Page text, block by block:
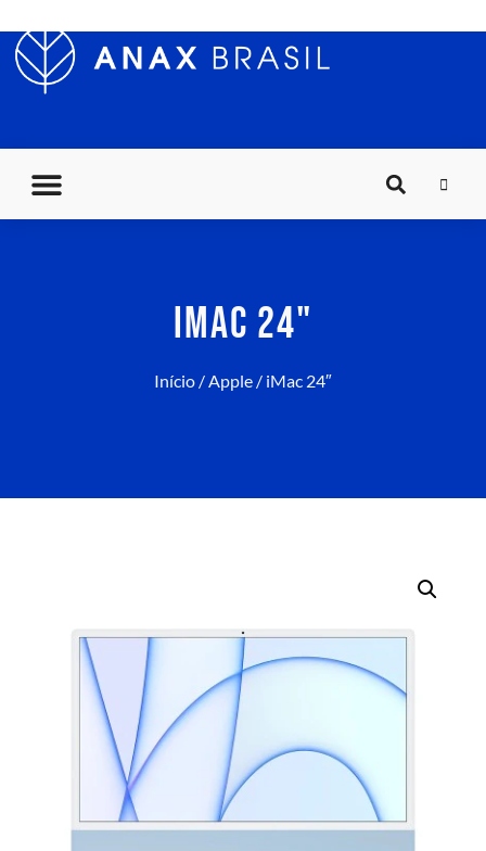
IMAC 24"
Início /Apple / iMac 24″